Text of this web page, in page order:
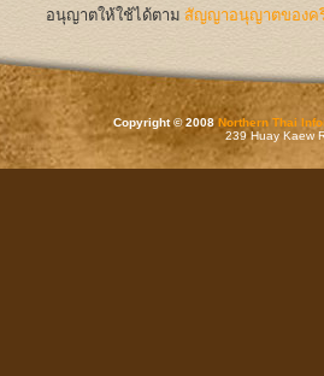
อนุญาตให้ใช้ได้ตาม สัญญาอนุญาตของค
Copyright © 2008Northern Thai
239 Huay Kaew